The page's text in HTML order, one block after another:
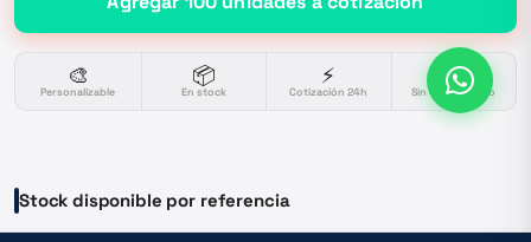
🎨
Personalizable
📦
En stock
⚡
Cotización 24h
🔒
Sin compromiso
Stock disponible por referencia